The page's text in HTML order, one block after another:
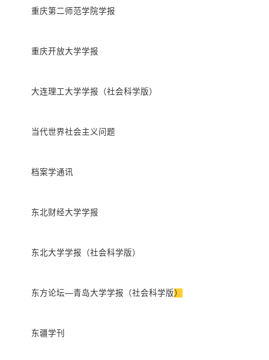
重庆第二师范学院学报
重庆开放大学学报
大连理工大学学报（社会科学版）
当代世界社会主义问题
档案学通讯
东北财经大学学报
东北大学学报（社会科学版）
东方论坛—青岛大学学报（社会科学版）
东疆学刊